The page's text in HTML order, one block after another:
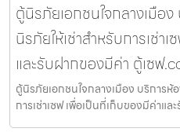
ตู้นิรภัยเอกชนใจกลางเมือ
นิรภัยให้เช่าสำหรับการเช่า
และรับฝากของมีค่า ตู้เซฟ
ตู้นิรภัยเอกชนใจกลางเมือง บริการ
การเช่าเซฟ เพื่อเป็นที่เก็บของมีค่าแล